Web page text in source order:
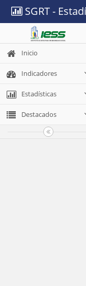
SGRT -
Inicio
Indicadores
Estadísticas
Destacados